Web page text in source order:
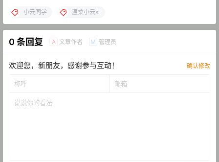
小云同学 温柔小云si
0 条回复 A 文章作者 M 管理员
欢迎您，新朋友，感谢参与互动！ 确认修改